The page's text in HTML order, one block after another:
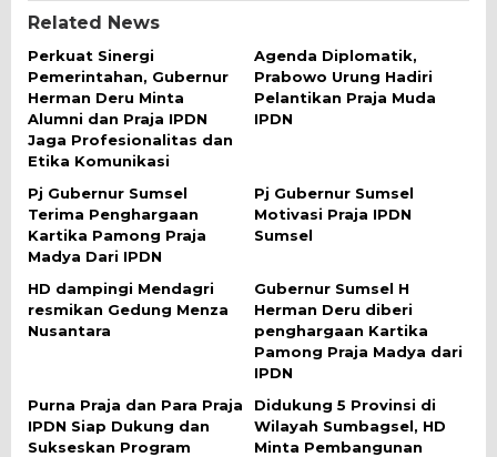
Related News
Perkuat Sinergi
Pemerintahan, Gubernur
Herman Deru Minta
Alumni dan Praja IPDN
Jaga Profesionalitas dan
Etika Komunikasi
Agenda Diplomatik,
Prabowo Urung Hadiri
Pelantikan Praja Muda
IPDN
Pj Gubernur Sumsel
Terima Penghargaan
Kartika Pamong Praja
Madya Dari IPDN
Pj Gubernur Sumsel
Motivasi Praja IPDN
Sumsel
HD dampingi Mendagri
resmikan Gedung Menza
Nusantara
Gubernur Sumsel H
Herman Deru diberi
penghargaan Kartika
Pamong Praja Madya dari
IPDN
Purna Praja dan Para Praja
IPDN Siap Dukung dan
Sukseskan Program
Didukung 5 Provinsi di
Wilayah Sumbagsel, HD
Minta Pembangunan